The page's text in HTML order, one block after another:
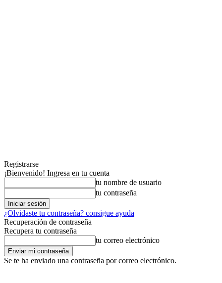
Registrarse
¡Bienvenido! Ingresa en tu cuenta
tu nombre de usuario
tu contraseña
¿Olvidaste tu contraseña? consigue ayuda
Recuperación de contraseña
Recupera tu contraseña
tu correo electrónico
Se te ha enviado una contraseña por correo electrónico.